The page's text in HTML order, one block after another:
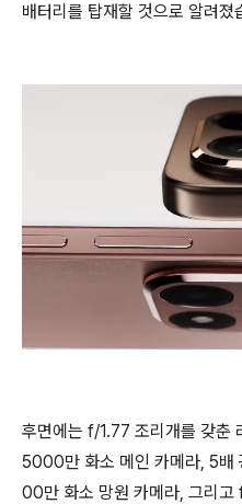
배터리를 탑재할 것으로 알려졌
후면에는 f/1.77 조리개를 갖춘
5000만 화소 메인 카메라, 5배
00만 화소 망원 카메라, 그리